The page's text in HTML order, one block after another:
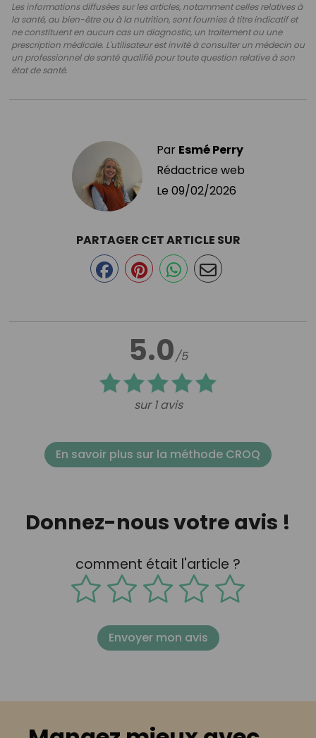
Les informations diffusées sur les articles, notamment celles relatives à
la santé, au bien-être ou à la nutrition, sont fournies à titre indicatif et
ne constituent en aucun cas un diagnostic, un traitement ou une
prescription médicale. L'utilisateur est invité à consulter un médecin ou
un professionnel de santé qualifié pour toute question relative à son
état de santé.
Par Esmé Perry
Rédactrice web
Le 09/02/2026
5.0/5
sur 1 avis
PARTAGER CET ARTICLE SUR
En savoir plus sur la méthode CROQ
Donnez-nous votre avis !
comment était l'article ?
Envoyer mon avis